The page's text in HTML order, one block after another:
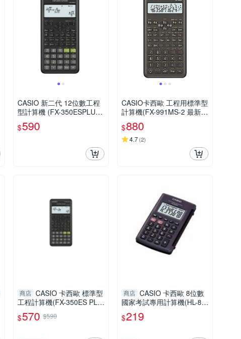
CASIO 新二代 12位數工程
型計算機 (FX-350ESPLUS-
2)
$590
CASIO卡西歐 工程用標準型
計算機(FX-991MS-2 最新第
二代 保固24個月)
$880
4.7(2)
商店 CASIO 卡西歐 標準型
工程計算機(FX-350ES PLU
S-W-DTW)
$570 $590
商店 CASIO 卡西歐 8位數
國家考試專用計算機(HL-82
0LV-BK)
$219